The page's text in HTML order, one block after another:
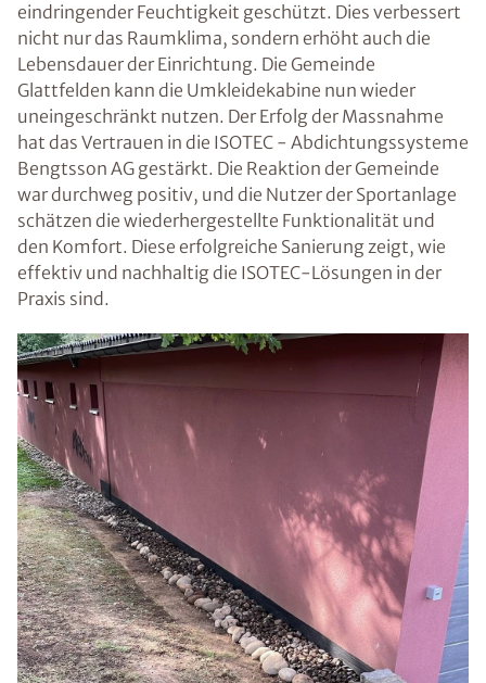
eindringender Feuchtigkeit geschützt. Dies verbessert
nicht nur das Raumklima, sondern erhöht auch die
Lebensdauer der Einrichtung. Die Gemeinde
Glattfelden kann die Umkleidekabine nun wieder
uneingeschränkt nutzen. Der Erfolg der Massnahme
hat das Vertrauen in die ISOTEC - Abdichtungssysteme
Bengtsson AG gestärkt. Die Reaktion der Gemeinde
war durchweg positiv, und die Nutzer der Sportanlage
schätzen die wiederhergestellte Funktionalität und
den Komfort. Diese erfolgreiche Sanierung zeigt, wie
effektiv und nachhaltig die ISOTEC-Lösungen in der
Praxis sind.